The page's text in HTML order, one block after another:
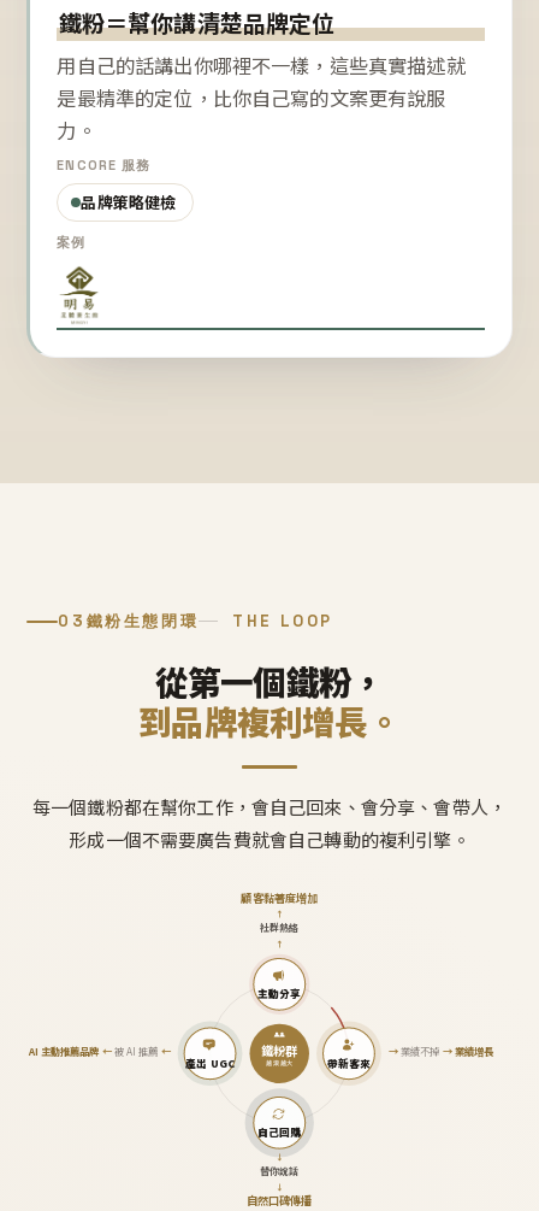
鐵粉＝幫你講清楚品牌定位
用自己的話講出你哪裡不一樣，這些真實描述就
是最精準的定位，比你自己寫的文案更有說服
力。
ENCORE 服務
品牌策略健檢
案例
03 鐵粉生態閉環 THE LOOP
從第一個鐵粉，
到品牌複利增長。
每一個鐵粉都在幫你工作，會自己回來、會分享、會帶人，
形成一個不需要廣告費就會自己轉動的複利引擎。
鐵粉群
越滾越大
主動分享
↑
社群熱絡
↑
顧客黏著度增加
帶新客來
→業績不掉 →業績增長
自己回購
↓
替你說話
↓
自然口碑傳播
產出 UGC
AI 主動推薦品牌←被 AI 推薦 ←